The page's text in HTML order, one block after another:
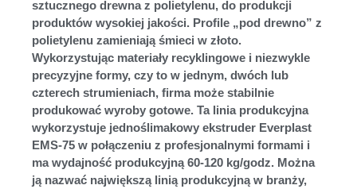
sztucznego drewna z polietylenu, do produkcji
produktów wysokiej jakości. Profile „pod drewno” z
polietylenu zamieniają śmieci w złoto.
Wykorzystując materiały recyklingowe i niezwykle
precyzyjne formy, czy to w jednym, dwóch lub
czterech strumieniach, firma może stabilnie
produkować wyroby gotowe. Ta linia produkcyjna
wykorzystuje jednoślimakowy ekstruder Everplast
EMS-75 w połączeniu z profesjonalnymi formami i
ma wydajność produkcyjną 60-120 kg/godz. Można
ją nazwać największą linią produkcyjną w branży,